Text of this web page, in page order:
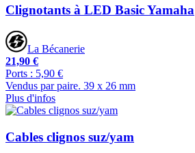
Clignotants à LED Basic Yamaha
La Bécanerie
21,90 €
Ports : 5,90 €
Vendus par paire. 39 x 26 mm
Plus d'infos
Cables clignos suz/yam